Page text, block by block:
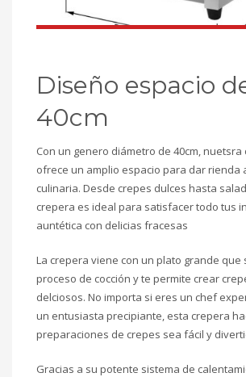
Diseño espacio
40cm
Con un genero diámetro de 40cm, nuetsra
ofrece un amplio espacio para dar rienda
culinaria. Desde crepes dulces hasta
crepera es ideal para satisfacer todo tus
auntética con delicias fracesas
La crepera viene con un plato grande que
proceso de cocción y te permite crear
delciosos. No importa si eres un chef
un entusiasta precipiante, esta crepera
preparaciones de crepes sea fácil y
Gracias a su potente sistema de